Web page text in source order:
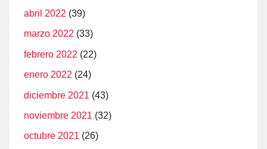
abril 2022 (39)
marzo 2022 (33)
febrero 2022 (22)
enero 2022 (24)
diciembre 2021 (43)
noviembre 2021 (32)
octubre 2021 (26)